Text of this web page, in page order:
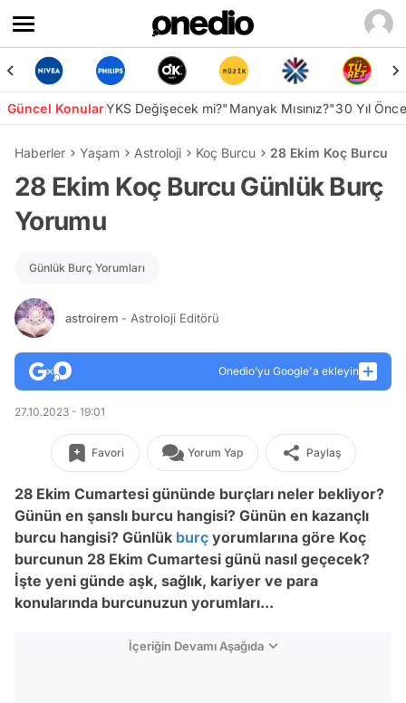
Güncel KonularYKS Değişecek mi?"Manyak Mısınız?"30 Yıl
Haberler Yaşam Astroloji Koç Burcu 28 Ekim Koç Burcu
28 Ekim Koç Burcu Günlük Burç
Yorumu
Günlük Burç Yorumları
astroirem - Astroloji Editörü
Onedio’yu Google'a ekleyin
27.10.2023 - 19:01
Favori Yorum Yap Paylaş
28 Ekim Cumartesi gününde burçları neler bekliyor?
Günün en şanslı burcu hangisi? Günün en kazançlı
burcu hangisi? Günlük burç yorumlarına göre Koç
burcunun 28 Ekim Cumartesi günü nasıl geçecek?
İşte yeni günde aşk, sağlık, kariyer ve para
konularında burcunuzun yorumları...
İçeriğin Devamı Aşağıda